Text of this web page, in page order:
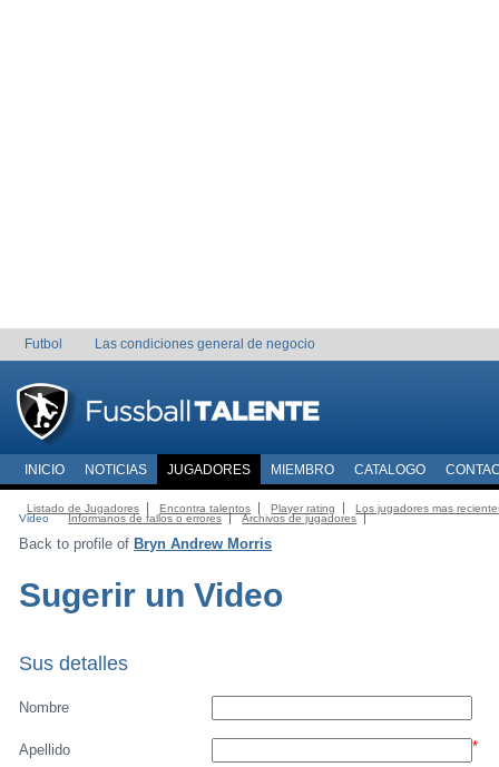
Futbol Las condiciones general de negocio
INICIO NOTICIAS JUGADORES MIEMBRO CATALOGO
Listado de Jugadores Encontra talentos Player rating
Los jugadores mas
Video
Informanos de fallos o errores Archivos de jugadores
Back to profile of Bryn Andrew Morris
Sugerir un Video
Sus detalles
Nombre
Apellido *